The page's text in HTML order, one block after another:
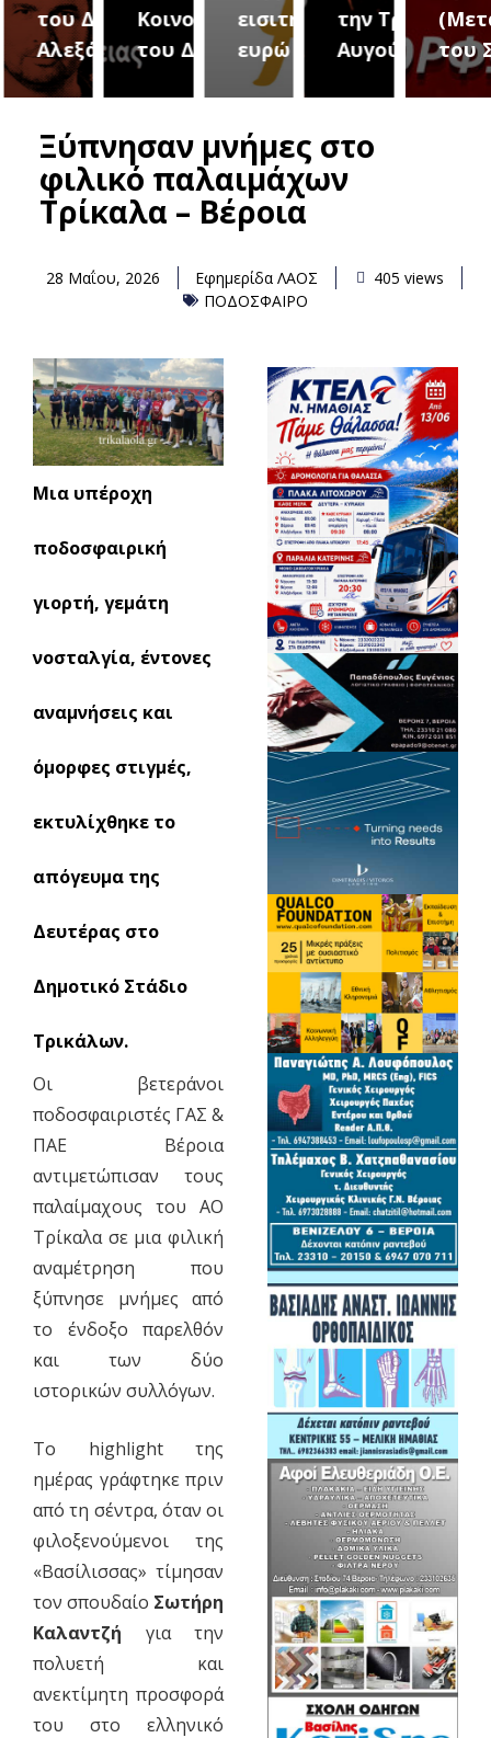
του Δήμου
Αλεξάνδρειας
Κοινοτήτων
του Δήμου
εισιτήριο 2
ευρώ
την Τρίτη 18
Αυγούστουτου
Ξύπνησαν μνήμες στο
φιλικό παλαιμάχων
Τρίκαλα – Βέροια
28 Μαΐου, 2026 Εφημερίδα ΛΑΟΣ
405 views
ΠΟΔΟΣΦΑΙΡΟ
Μια υπέροχη
ποδοσφαιρική
γιορτή, γεμάτη
νοσταλγία, έντονες
αναμνήσεις και
όμορφες στιγμές,
εκτυλίχθηκε το
απόγευμα της
Δευτέρας στο
Δημοτικό Στάδιο
Τρικάλων.
Οι βετεράνοι
ποδοσφαιριστές ΓΑΣ &
ΠΑΕ Βέροια
αντιμετώπισαν τους
παλαίμαχους του ΑΟ
Τρίκαλα σε μια φιλική
αναμέτρηση που
ξύπνησε μνήμες από
το ένδοξο παρελθόν
και των δύο
ιστορικών συλλόγων.
Το highlight της
ημέρας γράφτηκε πριν
από τη σέντρα, όταν οι
φιλοξενούμενοι της
«Βασίλισσας» τίμησαν
τον σπουδαίο Σωτήρη
Καλαντζή για την
πολυετή και
ανεκτίμητη προσφορά
του στο ελληνικό